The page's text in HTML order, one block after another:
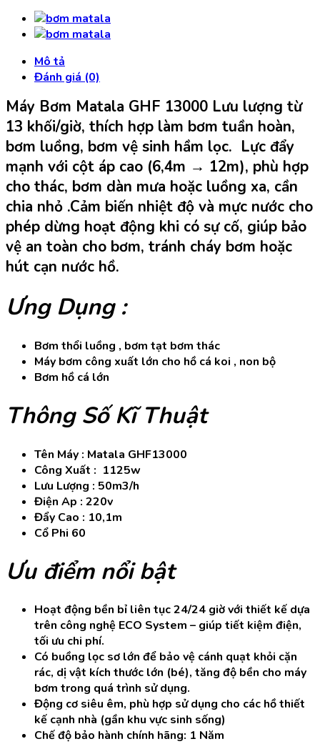
GHF
13000
1125W
-50m3/h
-10,1m
số
lượng
Mô tả
Đánh giá (0)
Máy Bơm Matala GHF 13000 Lưu lượng từ
13 khối/giờ, thích hợp làm bơm tuần hoàn,
bơm luồng, bơm vệ sinh hầm lọc. Lực đẩy
mạnh với cột áp cao (6,4m → 12m), phù hợp
cho thác, bơm dàn mưa hoặc luồng xa, cần
chia nhỏ .Cảm biến nhiệt độ và mực nước cho
phép dừng hoạt động khi có sự cố, giúp bảo
vệ an toàn cho bơm, tránh cháy bơm hoặc
hút cạn nước hồ.
Ưng Dụng :
Bơm thổi luồng , bơm tạt bơm thác
Máy bơm công xuất lớn cho hồ cá koi , non bộ
Bơm hồ cá lớn
Thông Số Kĩ Thuật
Tên Máy : Matala GHF13000
Công Xuất : 1125w
Lưu Lượng : 50m3/h
Điện Ap : 220v
Đẩy Cao : 10,1m
Cổ Phi 60
Ưu điểm nổi bật
Hoạt động bền bỉ liên tục 24/24 giờ với thiết kế dựa
trên công nghệ ECO System – giúp tiết kiệm điện,
tối ưu chi phí.
Có buồng lọc sơ lớn để bảo vệ cánh quạt khỏi cặn
rác, dị vật kích thước lớn (bé), tăng độ bền cho máy
bơm trong quá trình sử dụng.
Động cơ siêu êm, phù hợp sử dụng cho các hồ thiết
kế cạnh nhà (gần khu vực sinh sống)
Chế độ bảo hành chính hãng: 1 Năm